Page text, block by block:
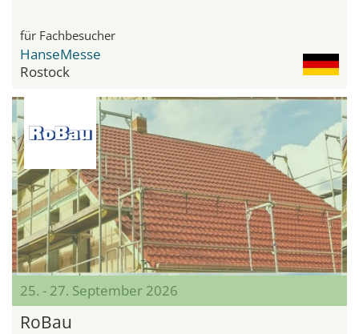
für Fachbesucher
HanseMesse
Rostock
25. - 27. September 2026
RoBau